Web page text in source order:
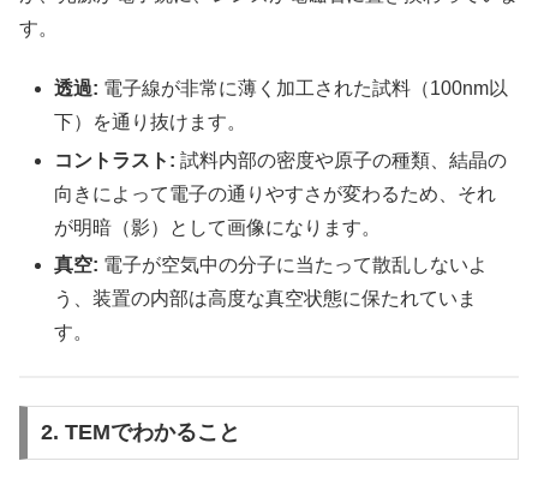
す。
透過: 電子線が非常に薄く加工された試料（100nm以
下）を通り抜けます。
コントラスト: 試料内部の密度や原子の種類、結晶の
向きによって電子の通りやすさが変わるため、それ
が明暗（影）として画像になります。
真空: 電子が空気中の分子に当たって散乱しないよ
う、装置の内部は高度な真空状態に保たれていま
す。
2. TEMでわかること